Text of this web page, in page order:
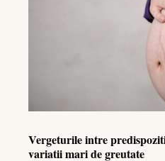
Vergeturile intre
variatii mari de greutate